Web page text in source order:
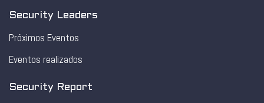
Security Leaders
Próximos Eventos
Eventos realizados
Security Report